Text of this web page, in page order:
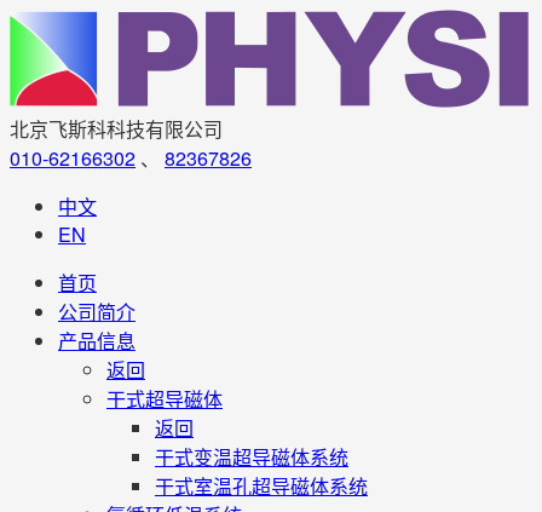
北京飞斯科科技有限公司
010-62166302 、 82367826
中文
EN
首页
公司简介
产品信息
返回
干式超导磁体
返回
干式变温超导磁体系统
干式室温孔超导磁体系统